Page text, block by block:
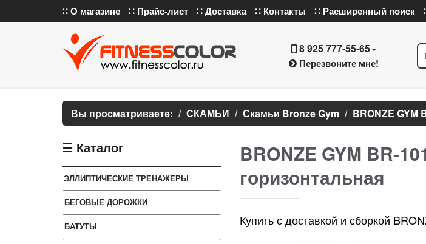
∷ О магазине ∷ Прайс-лист ∷ Доставка ∷ Контакты ∷ Расширенный поиск
8 925 777-55-65
Перезвоните мне!
Вы просматриваете: СКАМЬИ Скамьи Bronze Gym BRONZE GYM
☰ Каталог
ЭЛЛИПТИЧЕСКИЕ ТРЕНАЖЕРЫ
БЕГОВЫЕ ДОРОЖКИ
БАТУТЫ
BRONZE GYM BR-
горизонтальная
Купить с доставкой и сборкой